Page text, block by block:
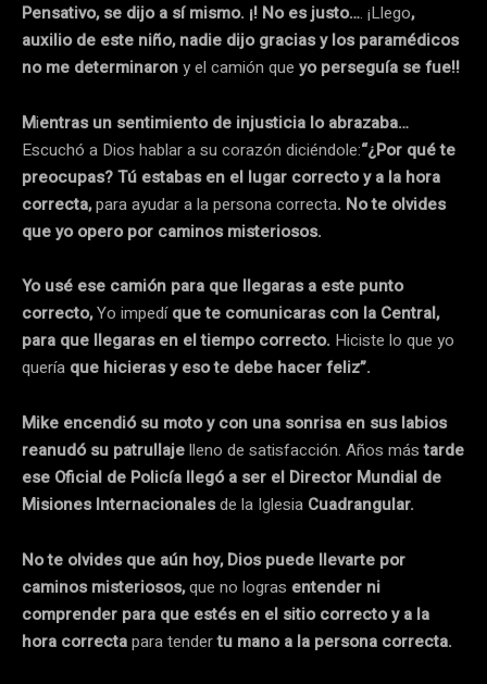
Pensativo, se dijo a sí mismo. ¡! No es justo…. ¡Llego,
auxilio de este niño, nadie dijo gracias y los paramédicos
no me determinarony el camión que yo perseguía se fue!!
Mientras un sentimiento de injusticia lo abrazaba…
Escuchó a Dios hablar a su corazón diciéndole:“¿Por qué te
preocupas? Tú estabas en el lugar correcto y a la hora
correcta,para ayudar a la persona correcta. No te olvides
que yo opero por caminos misteriosos.
Yo usé ese camión para que llegaras a este punto
correcto,Yo impedíque te comunicaras con la Central,
para que llegaras en el tiempo correcto. Hiciste lo que yo
quería que hicieras y eso te debe hacer feliz”.
Mike encendió su moto y con una sonrisa en sus labios
reanudó su patrullajelleno de satisfacción. Años mástarde
ese Oficial de Policía llegó a ser el Director Mundial de
Misiones Internacionalesde la Iglesia Cuadrangular.
No te olvides que aún hoy, Dios puede llevarte por
caminos misteriosos,que no logras entender ni
comprender para que estés en el sitio correcto y a la
hora correctapara tendertu mano a la persona correcta.